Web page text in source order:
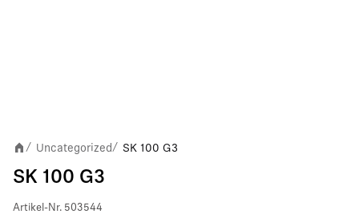
/ Uncategorized / SK 100 G3
SK 100 G3
Artikel-Nr. 503544